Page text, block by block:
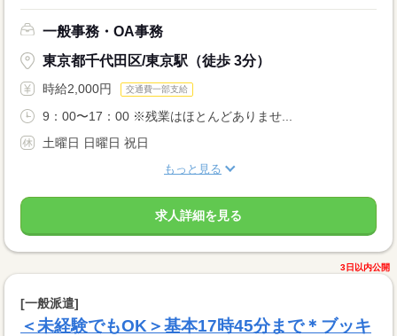
一般事務・OA事務
東京都千代田区/東京駅（徒歩 3分）
時給2,000円 交通費一部支給
9：00〜17：00 ※残業はほとんどありませ...
土曜日 日曜日 祝日
もっと見る
求人詳細を見る
3日以内公開
[一般派遣]
＜未経験でもOK＞基本17時45分まで＊ブッキ